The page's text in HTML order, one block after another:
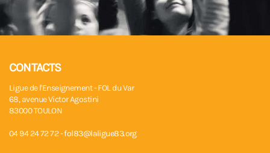
CONTACTS
Ligue de l'Enseignement - FOL du Var
68, avenue Victor Agostini
83000 TOULON
04 94 24 72 72 -fol83@laligue83.org